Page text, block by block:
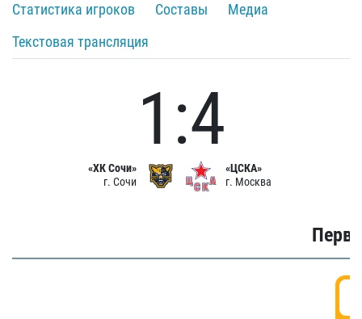
Статистика игроков
Составы
Медиа
Текстовая трансляция
«ХК Сочи»
г. Сочи
1:4
«ЦСКА»
г. Москва